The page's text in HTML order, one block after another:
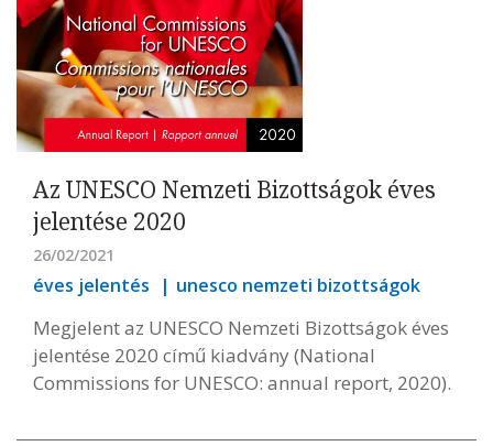
Az UNESCO Nemzeti Bizottságok éves
jelentése 2020
26/02/2021
éves jelentés unesco nemzeti bizottságok
Megjelent az UNESCO Nemzeti Bizottságok éves
jelentése 2020 című kiadvány (National
Commissions for UNESCO: annual report, 2020).